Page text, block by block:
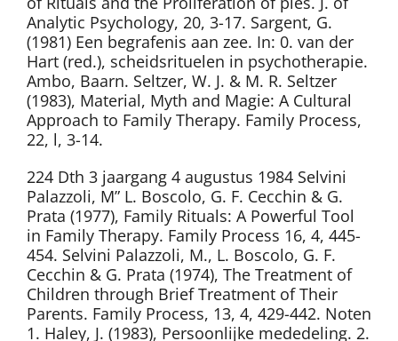
Analytic Psychology, 20, 3-17. Sargent, G.
(1981) Een begrafenis aan zee. In: 0. van der
Hart (red.), scheidsrituelen in psychotherapie.
Ambo, Baarn. Seltzer, W. J. & M. R. Seltzer
(1983), Material, Myth and Magie: A Cultural
Approach to Family Therapy. Family Process,
22, l, 3-14.
224 Dth 3 jaargang 4 augustus 1984 Selvini
Palazzoli, M” L. Boscolo, G. F. Cecchin & G.
Prata (1977), Family Rituals: A Powerful Tool
in Family Therapy. Family Process 16, 4, 445-
454. Selvini Palazzoli, M., L. Boscolo, G. F.
Cecchin & G. Prata (1974), The Treatment of
Children through Brief Treatment of Their
Parents. Family Process, 13, 4, 429-442. Noten
1. Haley, J. (1983), Persoonlijke mededeling. 2.